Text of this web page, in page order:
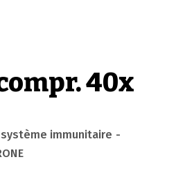
40x
immunitaire -